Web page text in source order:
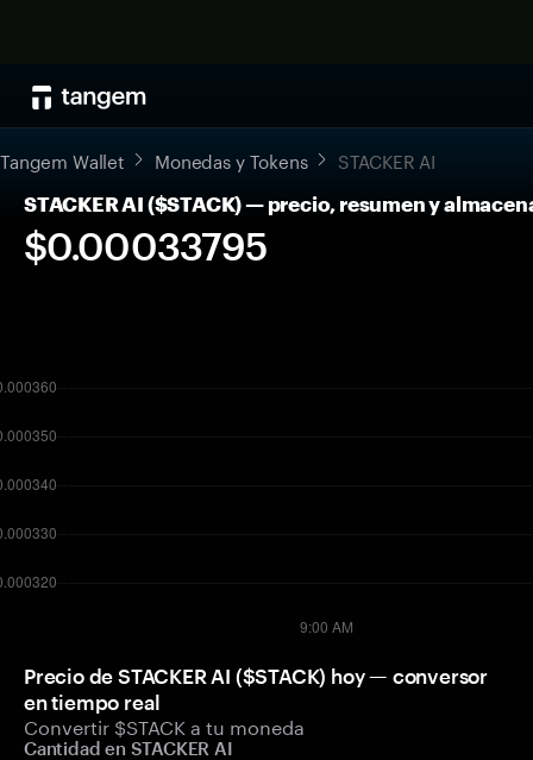
Tangem Wallet Monedas y Tokens STACKER AI
STACKER AI ($STACK) — precio, resumen y
$0.00033795
Precio de STACKER AI ($STACK) hoy — conversor
en tiempo real
Convertir $STACK a tu moneda
Cantidad en STACKER AI